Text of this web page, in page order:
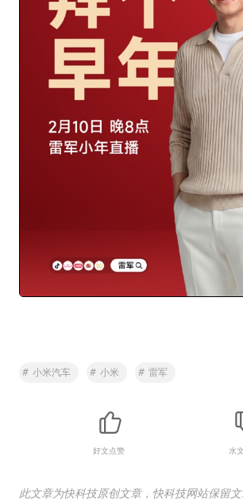
# 小米汽车 # 小米 # 雷军
好文点赞 水
此文章为快科技原创文章，快科技网站保留